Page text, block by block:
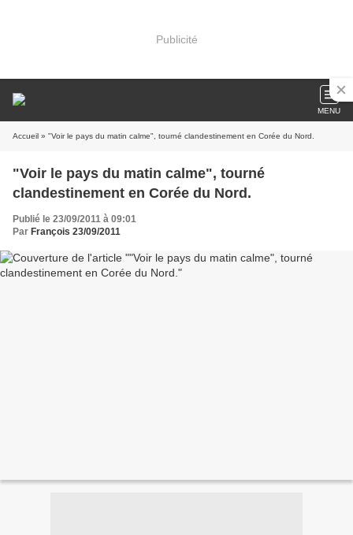
Publicité
MENU
Accueil » "Voir le pays du matin calme", tourné clandestinement en Corée du Nord.
"Voir le pays du matin calme", tourné
clandestinement en Corée du Nord.
Publié le 23/09/2011 à 09:01
Par François 23/09/2011